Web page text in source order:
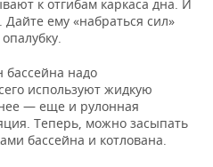
к отгибам каркаса дна. И
Дайте ему «набраться сил»
бассейна надо
используют жидкую
— еще и рулонная
Теперь, можно засыпать
бассейна и котлована.